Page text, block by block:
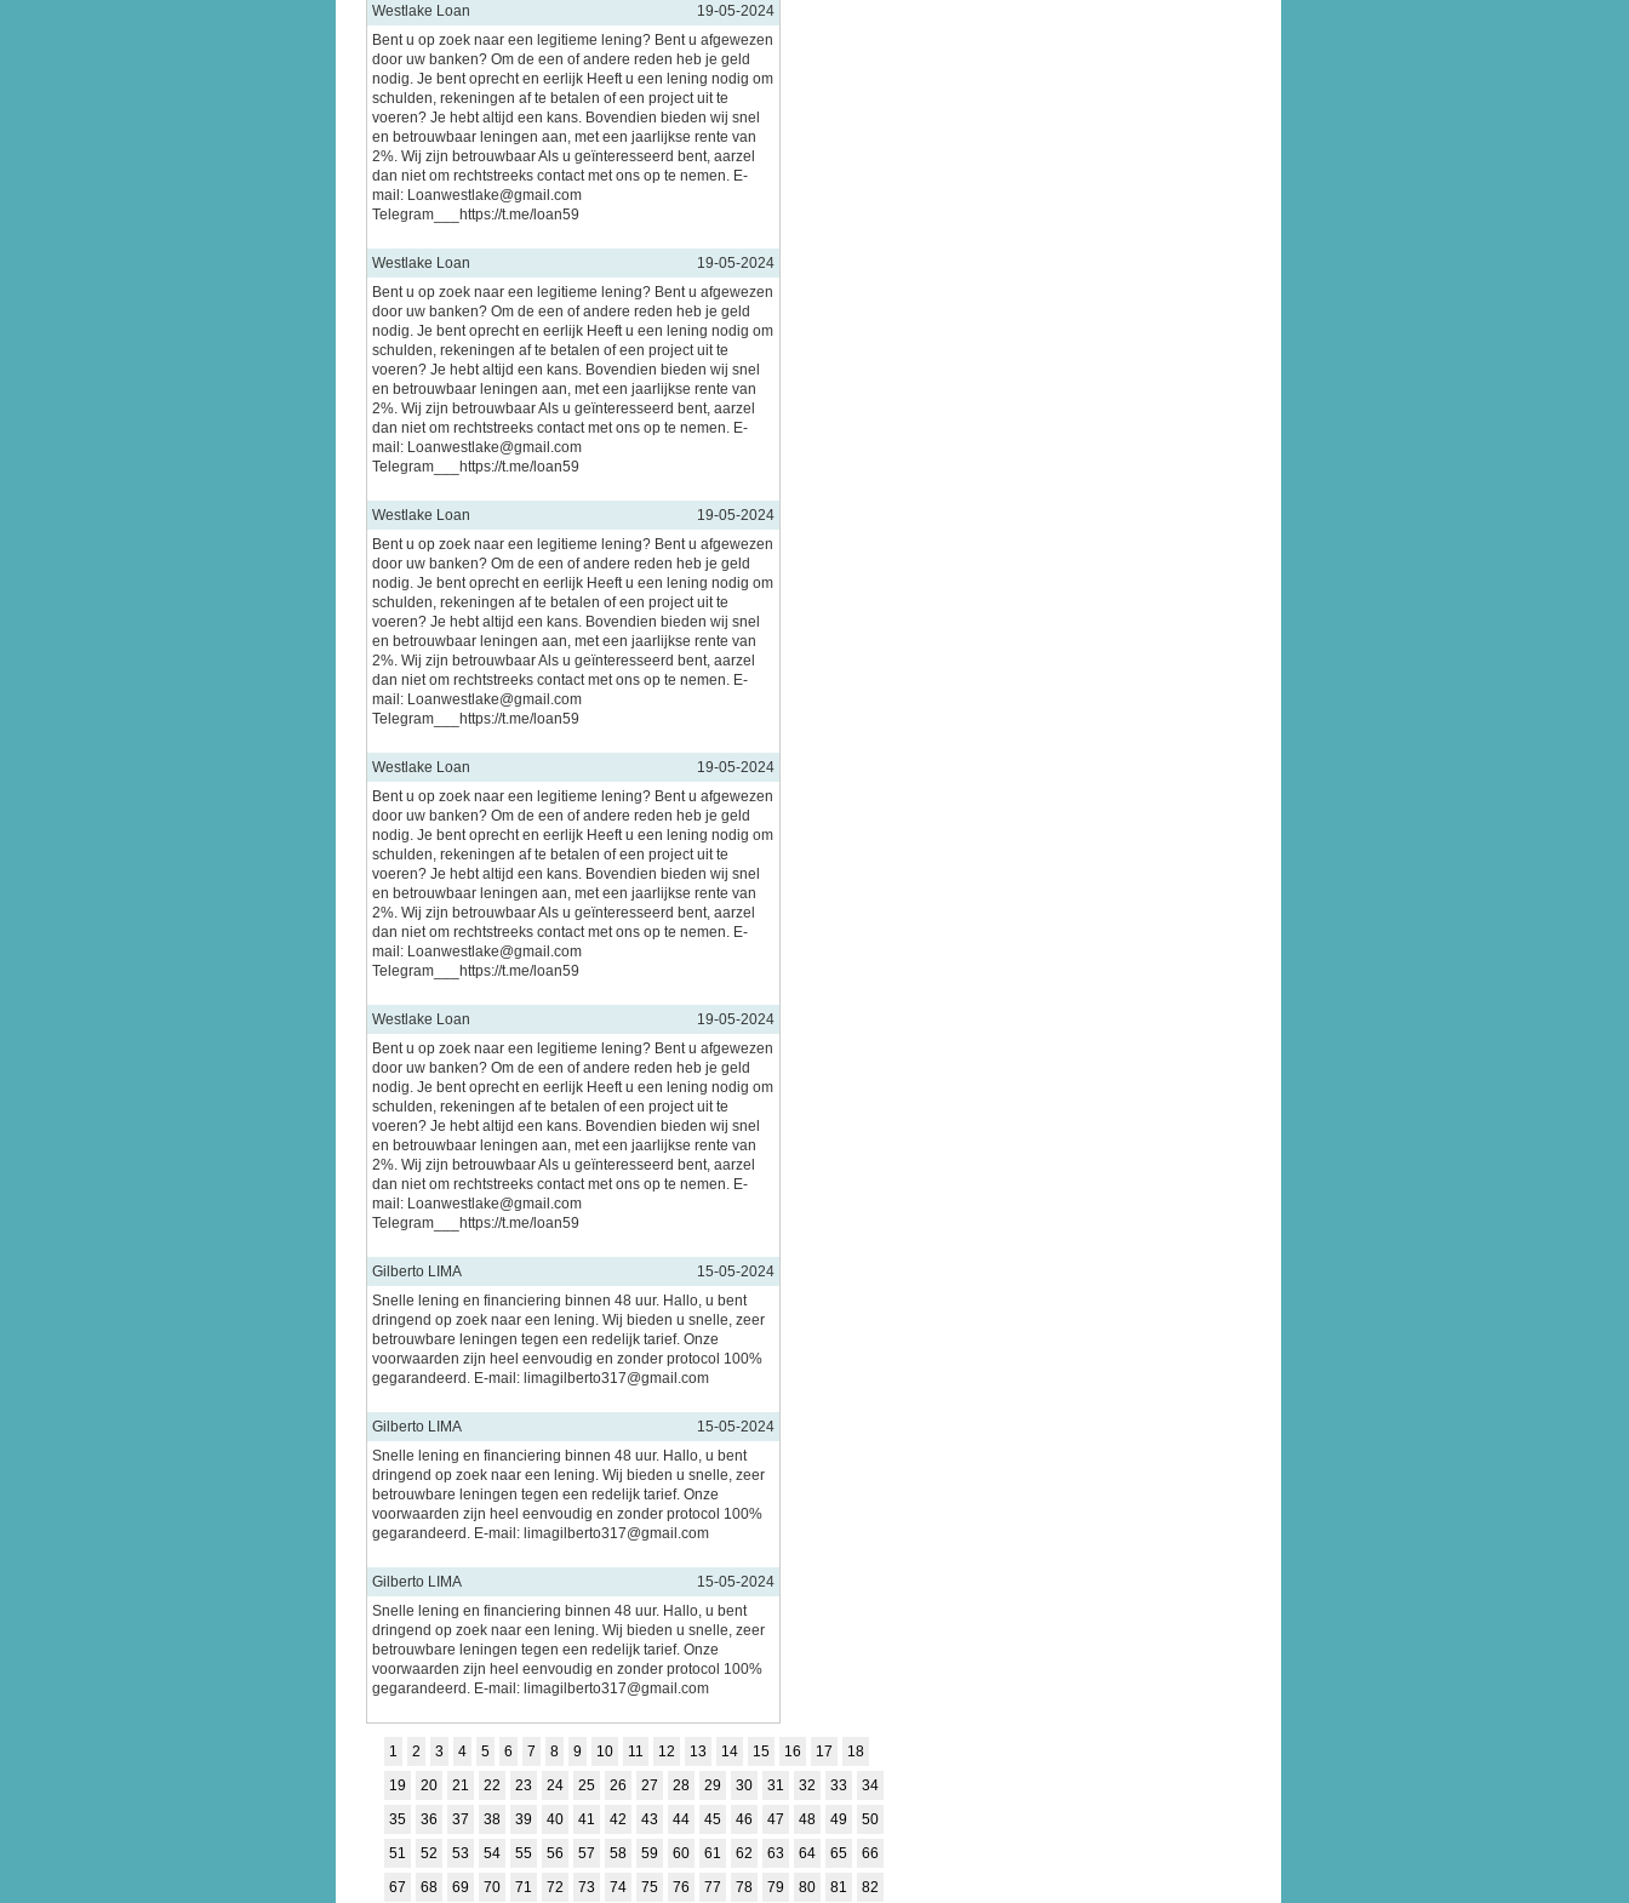
Westlake Loan
19-05-2024
Bent u op zoek naar een legitieme lening? Bent u afgewezen
door uw banken? Om de een of andere reden heb je geld
nodig. Je bent oprecht en eerlijk Heeft u een lening nodig om
schulden, rekeningen af te betalen of een project uit te
voeren? Je hebt altijd een kans. Bovendien bieden wij snel
en betrouwbaar leningen aan, met een jaarlijkse rente van
2%. Wij zijn betrouwbaar Als u geïnteresseerd bent, aarzel
dan niet om rechtstreeks contact met ons op te nemen. E-
mail: Loanwestlake@gmail.com
Telegram___https://t.me/loan59
Westlake Loan
19-05-2024
Bent u op zoek naar een legitieme lening? Bent u afgewezen
door uw banken? Om de een of andere reden heb je geld
nodig. Je bent oprecht en eerlijk Heeft u een lening nodig om
schulden, rekeningen af te betalen of een project uit te
voeren? Je hebt altijd een kans. Bovendien bieden wij snel
en betrouwbaar leningen aan, met een jaarlijkse rente van
2%. Wij zijn betrouwbaar Als u geïnteresseerd bent, aarzel
dan niet om rechtstreeks contact met ons op te nemen. E-
mail: Loanwestlake@gmail.com
Telegram___https://t.me/loan59
Westlake Loan
19-05-2024
Bent u op zoek naar een legitieme lening? Bent u afgewezen
door uw banken? Om de een of andere reden heb je geld
nodig. Je bent oprecht en eerlijk Heeft u een lening nodig om
schulden, rekeningen af te betalen of een project uit te
voeren? Je hebt altijd een kans. Bovendien bieden wij snel
en betrouwbaar leningen aan, met een jaarlijkse rente van
2%. Wij zijn betrouwbaar Als u geïnteresseerd bent, aarzel
dan niet om rechtstreeks contact met ons op te nemen. E-
mail: Loanwestlake@gmail.com
Telegram___https://t.me/loan59
Westlake Loan
19-05-2024
Bent u op zoek naar een legitieme lening? Bent u afgewezen
door uw banken? Om de een of andere reden heb je geld
nodig. Je bent oprecht en eerlijk Heeft u een lening nodig om
schulden, rekeningen af te betalen of een project uit te
voeren? Je hebt altijd een kans. Bovendien bieden wij snel
en betrouwbaar leningen aan, met een jaarlijkse rente van
2%. Wij zijn betrouwbaar Als u geïnteresseerd bent, aarzel
dan niet om rechtstreeks contact met ons op te nemen. E-
mail: Loanwestlake@gmail.com
Telegram___https://t.me/loan59
Westlake Loan
19-05-2024
Bent u op zoek naar een legitieme lening? Bent u afgewezen
door uw banken? Om de een of andere reden heb je geld
nodig. Je bent oprecht en eerlijk Heeft u een lening nodig om
schulden, rekeningen af te betalen of een project uit te
voeren? Je hebt altijd een kans. Bovendien bieden wij snel
en betrouwbaar leningen aan, met een jaarlijkse rente van
2%. Wij zijn betrouwbaar Als u geïnteresseerd bent, aarzel
dan niet om rechtstreeks contact met ons op te nemen. E-
mail: Loanwestlake@gmail.com
Telegram___https://t.me/loan59
Gilberto LIMA
15-05-2024
Snelle lening en financiering binnen 48 uur. Hallo, u bent
dringend op zoek naar een lening. Wij bieden u snelle, zeer
betrouwbare leningen tegen een redelijk tarief. Onze
voorwaarden zijn heel eenvoudig en zonder protocol 100%
gegarandeerd. E-mail: limagilberto317@gmail.com
Gilberto LIMA
15-05-2024
Snelle lening en financiering binnen 48 uur. Hallo, u bent
dringend op zoek naar een lening. Wij bieden u snelle, zeer
betrouwbare leningen tegen een redelijk tarief. Onze
voorwaarden zijn heel eenvoudig en zonder protocol 100%
gegarandeerd. E-mail: limagilberto317@gmail.com
Gilberto LIMA
15-05-2024
Snelle lening en financiering binnen 48 uur. Hallo, u bent
dringend op zoek naar een lening. Wij bieden u snelle, zeer
betrouwbare leningen tegen een redelijk tarief. Onze
voorwaarden zijn heel eenvoudig en zonder protocol 100%
gegarandeerd. E-mail: limagilberto317@gmail.com
1 2 3 4 5 6 7 8 9 10 11 12 13 14 15 16 17
18
19
20 21 22 23 24 25 26 27 28 29 30 31 32 33
34
35
36 37 38 39 40 41 42 43 44 45 46 47 48 49
50
51
52 53 54 55 56 57 58 59 60 61 62 63 64 65
66
67
68 69 70 71 72 73 74 75 76 77 78 79 80 81 82